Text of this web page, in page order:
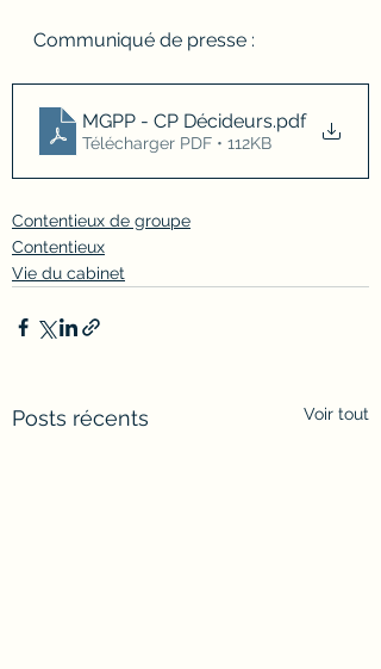
Communiqué de presse :
MGPP - CP Décideurs.pdf
Télécharger PDF • 112KB
Contentieux de groupe
Contentieux
Vie du cabinet
Posts récents Voir tout